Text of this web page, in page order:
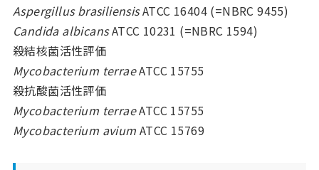
Aspergillus brasiliensisATCC 16404 (=NBRC 9455)
Candida albicansATCC 10231 (=NBRC 1594)
殺結核菌活性評価
Mycobacterium terraeATCC 15755
殺抗酸菌活性評価
Mycobacterium terraeATCC 15755
Mycobacterium avium ATCC 15769